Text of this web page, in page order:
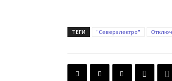
ТЕГИ "Северэлектро"